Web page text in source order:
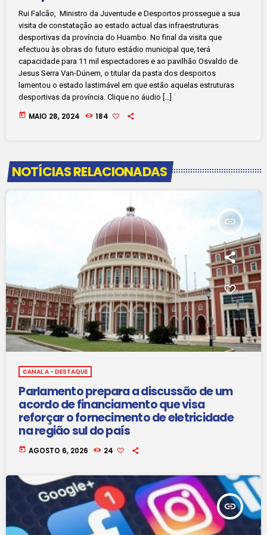
Rui Falcão, Ministro da Juventude e Desportos prossegue a sua
visita de constatação ao estado actual das infraestruturas
desportivas da província do Huambo. No final da visita que
efectuou às obras do futuro estádio municipal que, terá
capacidade para 11 mil espectadores e ao pavilhão Osvaldo de
Jesus Serra Van-Dúnem, o titular da pasta dos desportos
lamentou o estado lastimável em que estão aquelas estruturas
desportivas da província. Clique no áudio […]
today MAIO 28, 2024 184
NOTÍCIAS RELACIONADAS
insert_link
CANAL A - DESTAQUE
Parlamento prepara a discussão de um
acordo de financiamento que visa
reforçar o fornecimento de eletricidade
na região sul do país
today AGOSTO 6, 2026 24
insert_link